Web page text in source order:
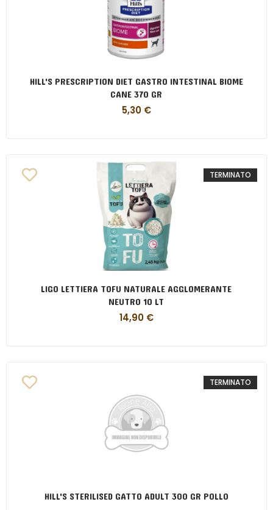
HILL'S PRESCRIPTION DIET GASTRO INTESTINAL BIOME
CANE 370 GR
5,30 €
TERMINATO
LIGO LETTIERA TOFU NATURALE AGGLOMERANTE
NEUTRO 10 LT
14,90 €
TERMINATO
HILL'S STERILISED GATTO ADULT 300 GR POLLO